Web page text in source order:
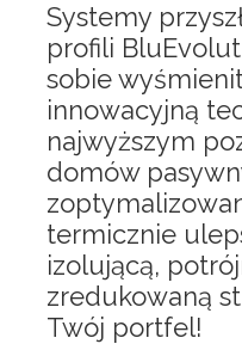
Systemy
profili
sobie
innowacyjną
najwyższym
domów
termicznie
izolującą,
zredukowaną
Twój portfel!